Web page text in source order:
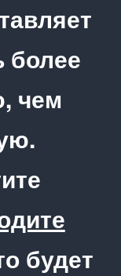
более
чем
будет